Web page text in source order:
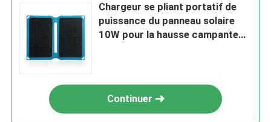
Chargeur se pliant portatif de
puissance du panneau solaire
10W pour la hausse campante
Continuer